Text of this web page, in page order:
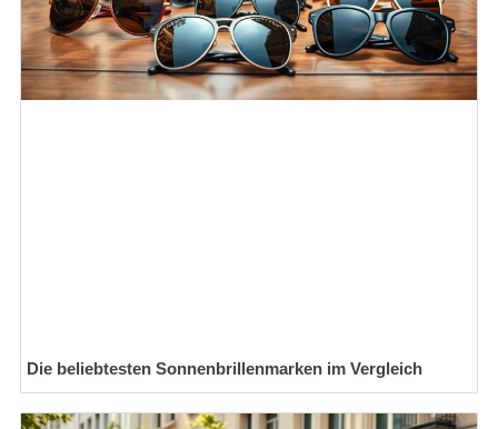
Die beliebtesten Sonnenbrillenmarken im Vergleich